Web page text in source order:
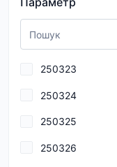
283
301
119
126
130
165
17
250323
250324
250325
250326